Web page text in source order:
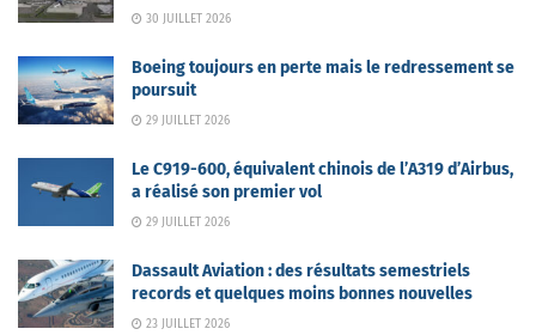
30 JUILLET 2026
Boeing toujours en perte mais le redressement se
poursuit
29 JUILLET 2026
Le C919-600, équivalent chinois de l’A319 d’Airbus,
a réalisé son premier vol
29 JUILLET 2026
Dassault Aviation : des résultats semestriels
records et quelques moins bonnes nouvelles
23 JUILLET 2026